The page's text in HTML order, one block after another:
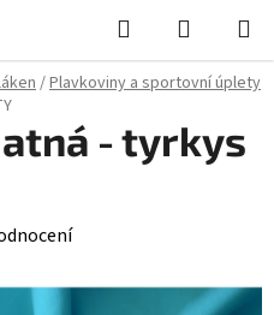
Hledat
KOŠÍK
/Plavkoviny a sportovní úplety
- tyrkys